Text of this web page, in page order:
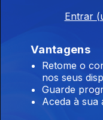
- Todos no Top
02 nov. 2017
Entrar
Vantagens
Retome o
nos seus
Guarde
Aceda à sua